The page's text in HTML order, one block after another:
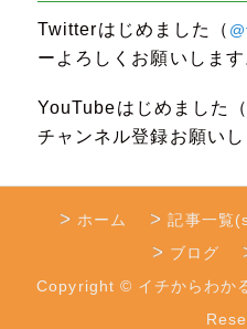
Twitterはじめました（
ーよろしくお願いします
YouTubeはじめました（
チャンネル登録お願いし
ホーム 記事一覧
ブログ
Copyright © イチからわ